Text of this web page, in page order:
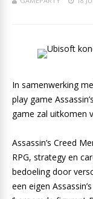
In samenwerking
play game
game zal uitkomen
Assassin’s Creed
RPG, strategy en
bedoeling door
een eigen